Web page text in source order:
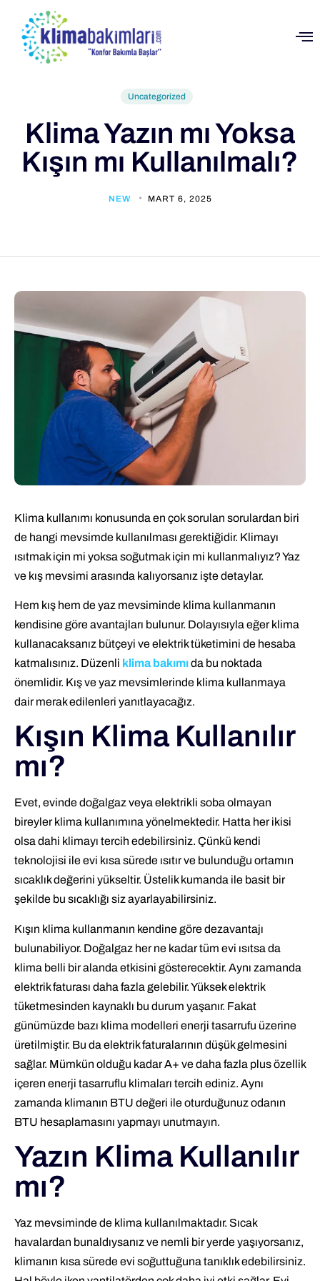
Uncategorized
Klima Yazın mı Yoksa
Kışın mı Kullanılmalı?
NEW MART 6, 2025
Klima kullanımı konusunda en çok sorulan sorulardan biri
de hangi mevsimde kullanılması gerektiğidir. Klimayı
ısıtmak için mi yoksa soğutmak için mi kullanmalıyız? Yaz
ve kış mevsimi arasında kalıyorsanız işte detaylar.
Hem kış hem de yaz mevsiminde klima kullanmanın
kendisine göre avantajları bulunur. Dolayısıyla eğer klima
kullanacaksanız bütçeyi ve elektrik tüketimini de hesaba
katmalısınız. Düzenli klima bakımıda bu noktada
önemlidir. Kış ve yaz mevsimlerinde klima kullanmaya
dair merak edilenleri yanıtlayacağız.
Kışın Klima Kullanılır
mı?
Evet, evinde doğalgaz veya elektrikli soba olmayan
bireyler klima kullanımına yönelmektedir. Hatta her ikisi
olsa dahi klimayı tercih edebilirsiniz. Çünkü kendi
teknolojisi ile evi kısa sürede ısıtır ve bulunduğu ortamın
sıcaklık değerini yükseltir. Üstelik kumanda ile basit bir
şekilde bu sıcaklığı siz ayarlayabilirsiniz.
Kışın klima kullanmanın kendine göre dezavantajı
bulunabiliyor. Doğalgaz her ne kadar tüm evi ısıtsa da
klima belli bir alanda etkisini gösterecektir. Aynı zamanda
elektrik faturası daha fazla gelebilir. Yüksek elektrik
tüketmesinden kaynaklı bu durum yaşanır. Fakat
günümüzde bazı klima modelleri enerji tasarrufu üzerine
üretilmiştir. Bu da elektrik faturalarının düşük gelmesini
sağlar. Mümkün olduğu kadar A+ ve daha fazla plus özellik
içeren enerji tasarruflu klimaları tercih ediniz. Aynı
zamanda klimanın BTU değeri ile oturduğunuz odanın
BTU hesaplamasını yapmayı unutmayın.
Yazın Klima Kullanılır
mı?
Yaz mevsiminde de klima kullanılmaktadır. Sıcak
havalardan bunaldıysanız ve nemli bir yerde yaşıyorsanız,
klimanın kısa sürede evi soğuttuğuna tanıklık edebilirsiniz.